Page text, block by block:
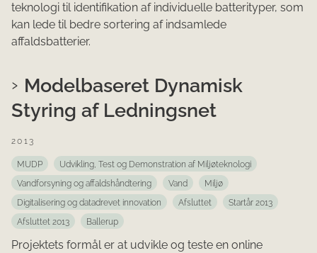
teknologi til identifikation af individuelle batterityper, som
kan lede til bedre sortering af indsamlede
affaldsbatterier.
Modelbaseret Dynamisk
Styring af Ledningsnet
2013
MUDP
Udvikling, Test og Demonstration af Miljøteknologi
Vandforsyning og affaldshåndtering
Vand
Miljø
Digitalisering og datadrevet innovation
Afsluttet
Startår 2013
Afsluttet 2013
Ballerup
Projektets formål er at udvikle og teste en online